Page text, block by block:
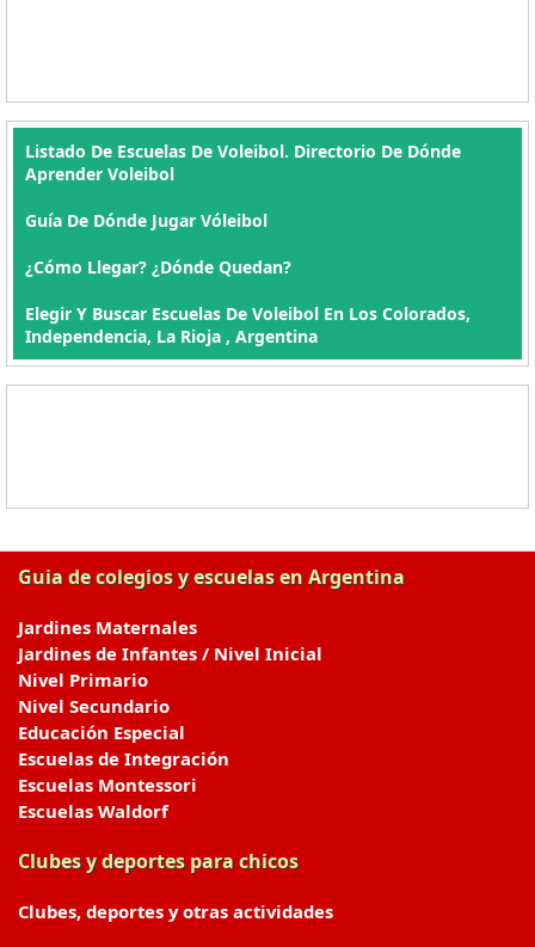
Listado De Escuelas De Voleibol. Directorio De Dónde
Aprender Voleibol
Guía De Dónde Jugar Vóleibol
¿Cómo Llegar? ¿Dónde Quedan?
Elegir Y Buscar Escuelas De Voleibol En Los Colorados,
Independencia, La Rioja , Argentina
Guia de colegios y escuelas en Argentina
Jardines Maternales
Jardines de Infantes / Nivel Inicial
Nivel Primario
Nivel Secundario
Educación Especial
Escuelas de Integración
Escuelas Montessori
Escuelas Waldorf
Clubes y deportes para chicos
Clubes, deportes y otras actividades